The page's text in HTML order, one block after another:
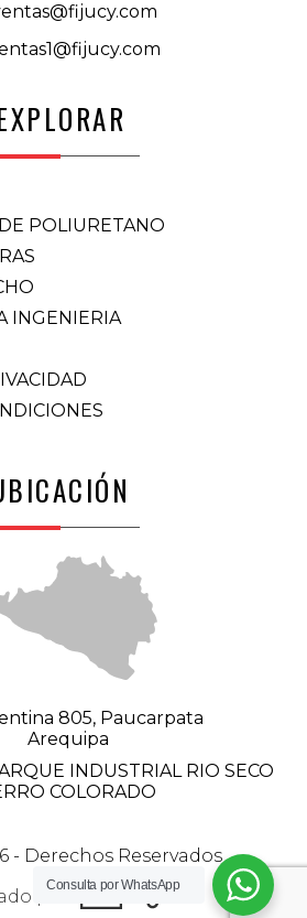
POLIURETANO
INGENIERIA
805, Paucarpata
Arequipa
INDUSTRIAL RIO SECO
COLORADO
- Derechos Reservados
por
Consulta porWhatsApp